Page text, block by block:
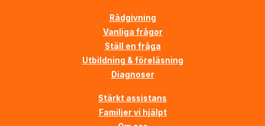
Rådgivning
Vanliga frågor
Ställ en fråga
Utbildning & föreläsning
Diagnoser
Stärkt assistans
Familjer vi hjälpt